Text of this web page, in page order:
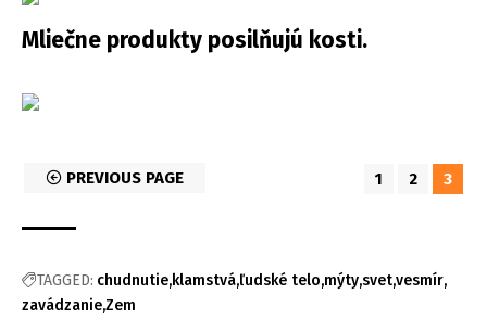
Mliečne produkty posilňujú kosti.
PREVIOUS PAGE 1 2 3
TAGGED: chudnutie klamstvá ľudské telo mýtysvetvesmír
zavádzanieZem